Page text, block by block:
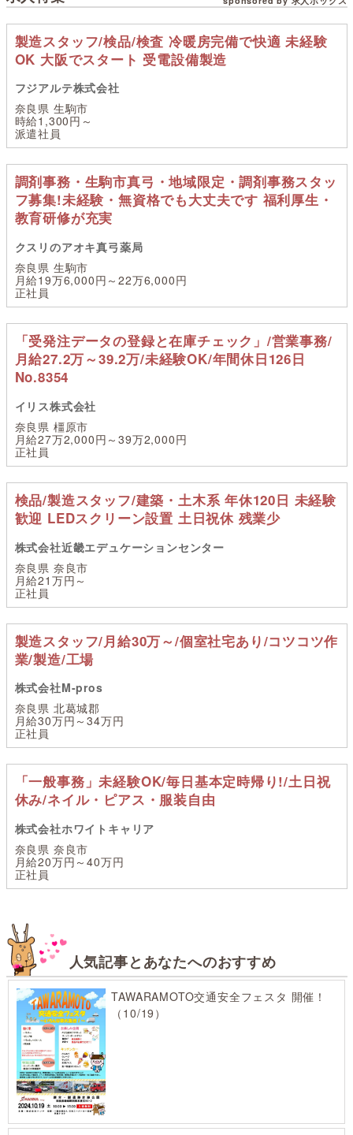
製造スタッフ/検品/検査 冷暖房完備で快適 未経験
OK 大阪でスタート 受電設備製造
フジアルテ株式会社
奈良県 生駒市
時給1,300円～
派遣社員
調剤事務・生駒市真弓・地域限定・調剤事務スタッ
フ募集!未経験・無資格でも大丈夫です 福利厚生・
教育研修が充実
クスリのアオキ真弓薬局
奈良県 生駒市
月給19万6,000円～22万6,000円
正社員
「受発注データの登録と在庫チェック」/営業事務/
月給27.2万～39.2万/未経験OK/年間休日126日
No.8354
イリス株式会社
奈良県 橿原市
月給27万2,000円～39万2,000円
正社員
検品/製造スタッフ/建築・土木系 年休120日 未経験
歓迎 LEDスクリーン設置 土日祝休 残業少
株式会社近畿エデュケーションセンター
奈良県 奈良市
月給21万円～
正社員
製造スタッフ/月給30万～/個室社宅あり/コツコツ作
業/製造/工場
株式会社M-pros
奈良県 北葛城郡
月給30万円～34万円
正社員
「一般事務」未経験OK/毎日基本定時帰り!/土日祝
休み/ネイル・ピアス・服装自由
株式会社ホワイトキャリア
奈良県 奈良市
月給20万円～40万円
正社員
人気記事とあなたへのおすすめ
TAWARAMOTO交通安全フェスタ 開催！
（10/19）